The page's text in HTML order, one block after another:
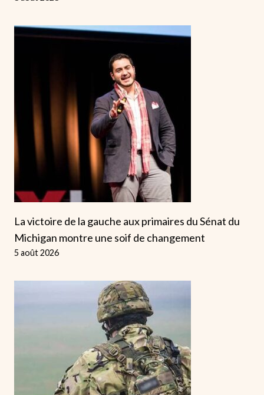
La victoire de la gauche aux primaires du Sénat du
Michigan montre une soif de changement
5 août 2026